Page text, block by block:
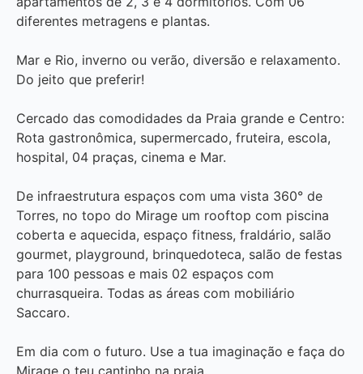
diferentes metragens e plantas.
Mar e Rio, inverno ou verão, diversão e relaxamento.
Do jeito que preferir!
Cercado das comodidades da Praia grande e Centro:
Rota gastronômica, supermercado, fruteira, escola,
hospital, 04 praças, cinema e Mar.
De infraestrutura espaços com uma vista 360° de
Torres, no topo do Mirage um rooftop com piscina
coberta e aquecida, espaço fitness, fraldário, salão
gourmet, playground, brinquedoteca, salão de festas
para 100 pessoas e mais 02 espaços com
churrasqueira. Todas as áreas com mobiliário
Saccaro.
Em dia com o futuro. Use a tua imaginação e faça do